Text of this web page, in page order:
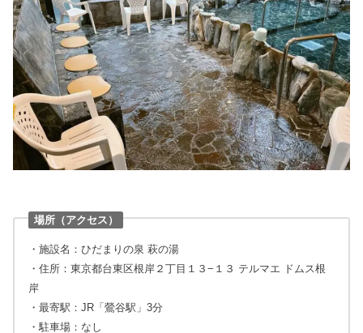
場所（アクセス）
・施設名：ひだまりの泉 萩の湯
・住所：東京都台東区根岸２丁目１３−１３ テルマエ ドムス根
岸
・最寄駅：JR「鶯谷駅」3分
・駐車場：なし